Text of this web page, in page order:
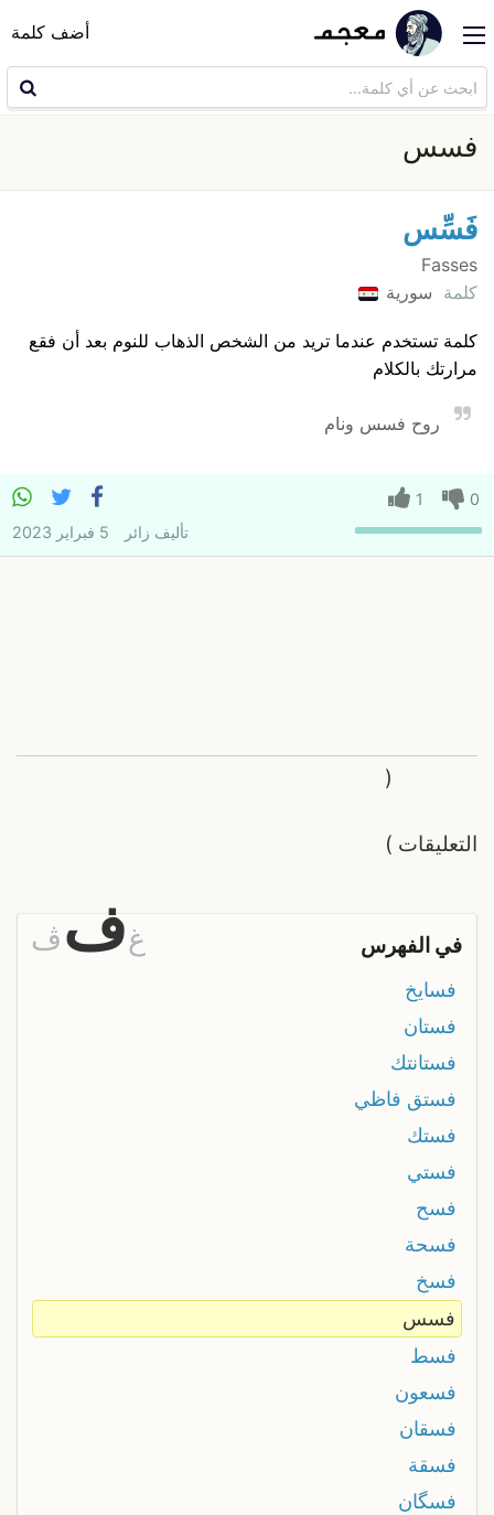
أضف كلمة
فسس
فَسِّس
Fasses
كلمة سورية
كلمة تستخدم عندما تريد من الشخص الذهاب للنوم بعد أن فقع
مرارتك بالكلام
روح فسس ونام
0
1
تأليف زائر 5 فبراير 2023
التعليقات
(
)
في الفهرس غفڤ
فسايخ
فستان
فستانتك
فستق فاظي
فستك
فستي
فسح
فسحة
فسخ
فسس
فسط
فسعون
فسقان
فسقة
فسگان